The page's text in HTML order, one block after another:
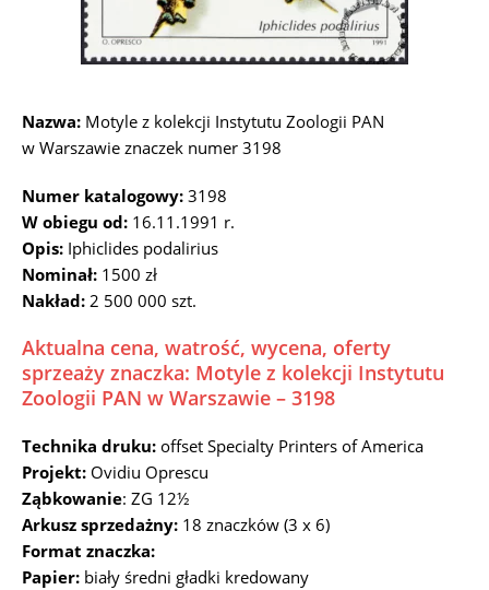
Nazwa: Motyle z kolekcji Instytutu Zoologii PAN
w Warszawie znaczek numer 3198
Numer katalogowy: 3198
W obiegu od: 16.11.1991 r.
Opis: Iphiclides podalirius
Nominał: 1500 zł
Nakład: 2 500 000 szt.
Aktualna cena, watrość, wycena, oferty
sprzeaży znaczka: Motyle z kolekcji Instytutu
Zoologii PAN w Warszawie – 3198
Technika druku: offset Specialty Printers of America
Projekt: Ovidiu Oprescu
Ząbkowanie: ZG 12½
Arkusz sprzedażny: 18 znaczków (3 x 6)
Format znaczka:
Papier: biały średni gładki kredowany